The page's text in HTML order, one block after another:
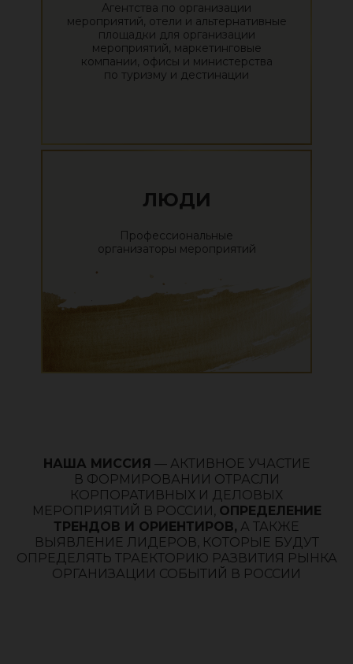
Агентства по организации
мероприятий, отели и альтернативные
площадки для организации
мероприятий, маркетинговые
компании, офисы и министерства
по туризму и дестинации
Профессиональные
организаторы мероприятий
ЛЮДИ
НАША МИССИЯ — АКТИВНОЕ УЧАСТИЕ
В ФОРМИРОВАНИИ ОТРАСЛИ
КОРПОРАТИВНЫХ И ДЕЛОВЫХ
МЕРОПРИЯТИЙ В РОССИИ, ОПРЕДЕЛЕНИЕ
ТРЕНДОВ И ОРИЕНТИРОВ, А ТАКЖЕ
ВЫЯВЛЕНИЕ ЛИДЕРОВ, КОТОРЫЕ БУДУТ
ОПРЕДЕЛЯТЬ ТРАЕКТОРИЮ РАЗВИТИЯ РЫНКА
ОРГАНИЗАЦИИ СОБЫТИЙ В РОССИИ